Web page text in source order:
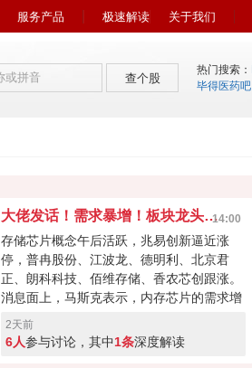
服务产品 极速解读 关于我们
查个股
热门搜索：
毕得医药吧
大佬发话！需求暴增！板块龙头冲击涨停？14:00
存储芯片概念午后活跃，兆易创新逼近涨
停，普冉股份、江波龙、德明利、北京君
正、朗科科技、佰维存储、香农芯创跟涨。
消息面上，马斯克表示，内存芯片的需求增
长速度远远超过了供应增速。马斯克对存储
芯片的需求状况具备很强的发言权，因为特
2天前
6人参与讨论，其中1条深度解读